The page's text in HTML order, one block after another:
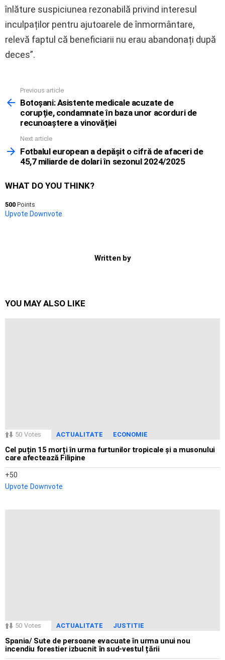
înlăture suspiciunea rezonabilă privind interesul
inculpaților pentru ajutoarele de înmormântare,
relevă faptul că beneficiarii nu erau abandonați după
deces”.
more
Previous article
Botoșani: Asistente medicale acuzate de
corupție, condamnate în baza unor acorduri de
recunoaștere a vinovăției
Next article
Fotbalul european a depășit o cifră de afaceri de
45,7 miliarde de dolari în sezonul 2024/2025
WHAT DO YOU THINK?
500 Points
Upvote Downvote
Written by
YOU MAY ALSO LIKE
50 Votes ACTUALITATE ECONOMIE
Cel puțin 15 morți în urma furtunilor tropicale și a musonului
care afectează Filipine
50
Upvote Downvote
50 Votes ACTUALITATE JUSTITIE
Spania/ Sute de persoane evacuate în urma unui nou
incendiu forestier izbucnit în sud-vestul țării